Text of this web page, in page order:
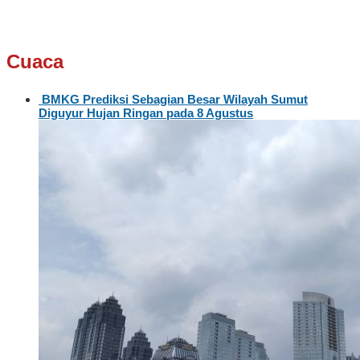
Cuaca
BMKG Prediksi Sebagian Besar Wilayah Sumut
Diguyur Hujan Ringan pada 8 Agustus